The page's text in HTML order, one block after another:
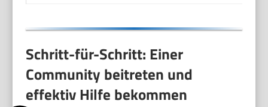
Schritt-für-Schritt: Einer
Community beitreten und
effektiv Hilfe bekommen